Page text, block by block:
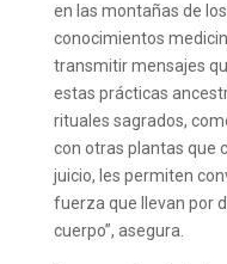
en las montañas de
conocimientos
transmitir mensajes
estas prácticas
rituales sagrados,
con otras plantas que
juicio, les permiten
fuerza que llevan por
cuerpo”, asegura.